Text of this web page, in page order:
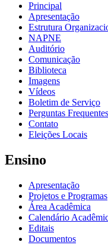
Principal
Apresentação
Estrutura
NAPNE
Auditório
Comunicação
Biblioteca
Imagens
Vídeos
Boletim de Serviço
Perguntas Frequentes
Contato
Eleições Locais
Ensino
Apresentação
Projetos e Programas
Área Acadêmica
Calendário
Editais
Documentos